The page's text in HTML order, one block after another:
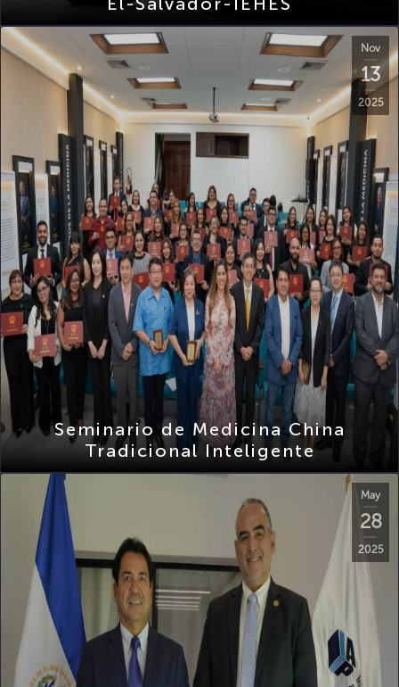
13
2025
Seminario de Medicina China
Tradicional Inteligente
28
2025